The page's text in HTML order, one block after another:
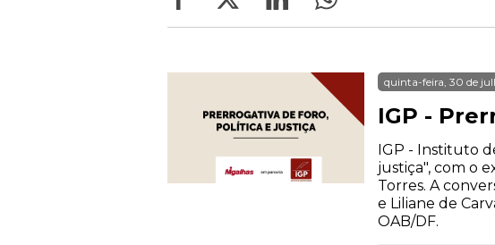
quinta-feira, 30 de
IGP -
IGP - Instituto
justiça", com o
Torres. A
e Liliane de
OAB/DF.